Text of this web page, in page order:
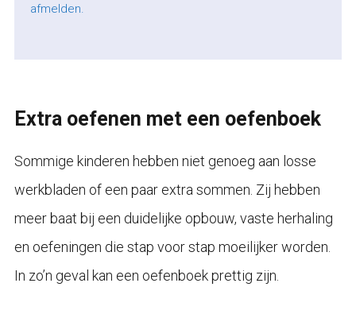
afmelden.
Extra oefenen met een oefenboek
Sommige kinderen hebben niet genoeg aan losse
werkbladen of een paar extra sommen. Zij hebben
meer baat bij een duidelijke opbouw, vaste herhaling
en oefeningen die stap voor stap moeilijker worden.
In zo’n geval kan een oefenboek prettig zijn.